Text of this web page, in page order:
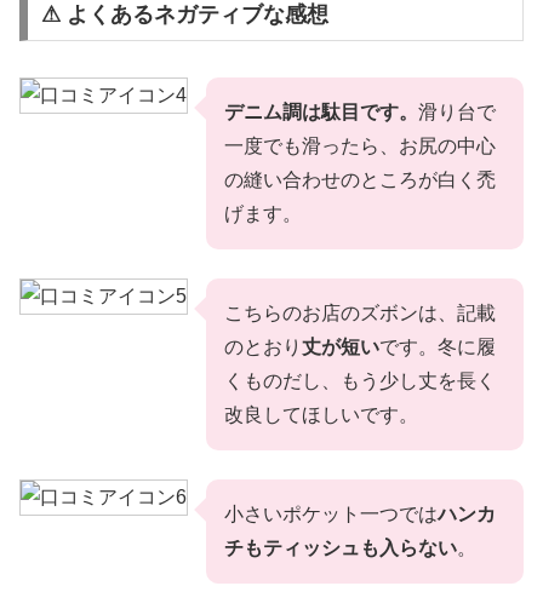
⚠ よくあるネガティブな感想
デニム調は駄目です。 滑り台で
一度でも滑ったら、お尻の中心
の縫い合わせのところが白く禿
げます。
こちらのお店のズボンは、記載
のとおり 丈が短いです。冬に履
くものだし、もう少し丈を長く
改良してほしいです。
小さいポケット一つではハンカ
チもティッシュも入らない。